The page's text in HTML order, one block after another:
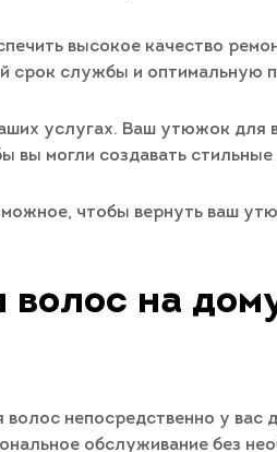
высокое качество
срок службы и оптимальную
услугах. Ваш утюжок
вы могли создавать стильные
чтобы вернуть ваш
волос на
непосредственно у вас
обслуживание без